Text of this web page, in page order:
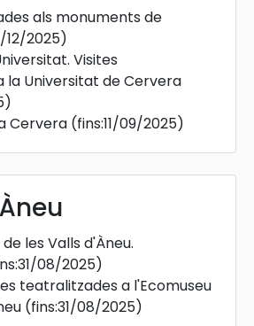
als monuments de
12/2025)
Visites
la Universitat de Cervera
Cervera (fins:11/09/2025)
les Valls d'Àneu.
08/2025)
teatralitzades a l'Ecomuseu
(fins:31/08/2025)